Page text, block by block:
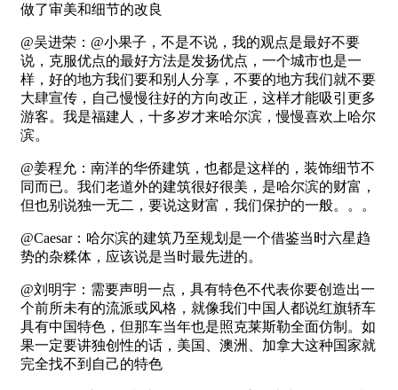
做了审美和细节的改良
@吴进荣：@小果子，不是不说，我的观点是最好不要
说，克服优点的最好方法是发扬优点，一个城市也是一
样，好的地方我们要和别人分享，不要的地方我们就不要
大肆宣传，自己慢慢往好的方向改正，这样才能吸引更多
游客。我是福建人，十多岁才来哈尔滨，慢慢喜欢上哈尔
滨。
@姜程允：南洋的华侨建筑，也都是这样的，装饰细节不
同而已。我们老道外的建筑很好很美，是哈尔滨的财富，
但也别说独一无二，要说这财富，我们保护的一般。。。
@Caesar：哈尔滨的建筑乃至规划是一个借鉴当时六星趋
势的杂糅体，应该说是当时最先进的。
@刘明宇：需要声明一点，具有特色不代表你要创造出一
个前所未有的流派或风格，就像我们中国人都说红旗轿车
具有中国特色，但那车当年也是照克莱斯勒全面仿制。如
果一定要讲独创性的话，美国、澳洲、加拿大这种国家就
完全找不到自己的特色